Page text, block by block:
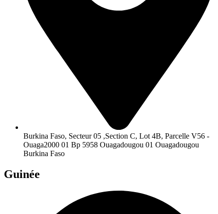
Burkina Faso, Secteur 05 ,Section C, Lot 4B, Parcelle V56 -
Ouaga2000 01 Bp 5958 Ouagadougou 01 Ouagadougou
Burkina Faso
Guinée